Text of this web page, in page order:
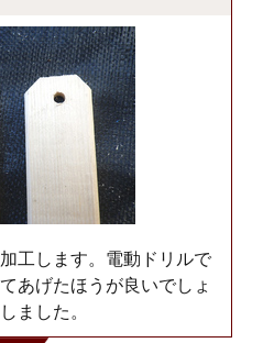
工します。電動ドリルで
あげたほうが良いでしょ
ました。